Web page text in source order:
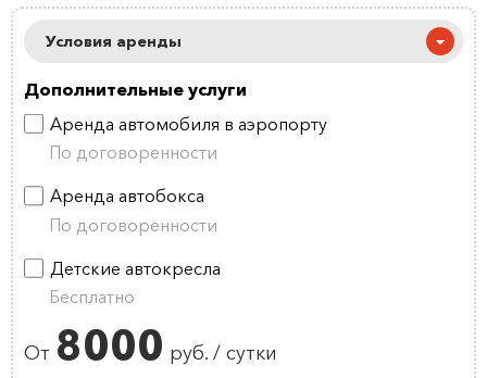
Условия аренды
Дополнительные услуги
Аренда автомобиля в аэропорту
По договоренности
Аренда автобокса
По договоренности
Детские автокресла
Бесплатно
От 8000 руб. / сутки